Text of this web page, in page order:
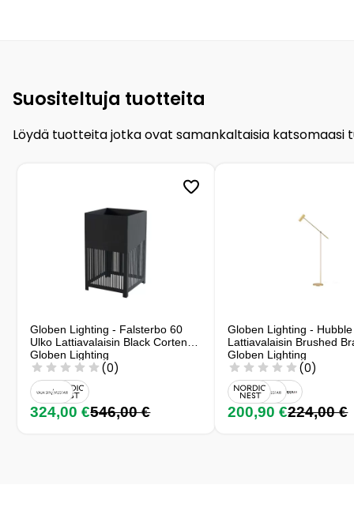
Suositeltuja tuotteita
Löydä tuotteita jotka ovat samankaltaisia katsomaasi
Globen Lighting - Falsterbo 60
Ulko Lattiavalaisin Black Corten
Globen Lighting
(0)
324,00 €546,00 €
Globen Lighting -
Lattiavalaisin Brushed
Globen Lighting
(0)
200,90 €224,00 €